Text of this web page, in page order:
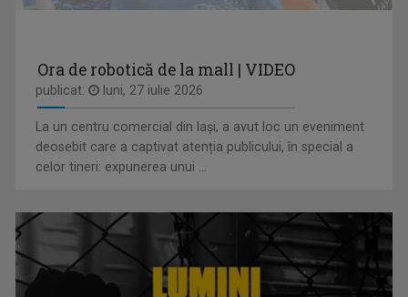
VLAD LUCIAN ARHIRE
Prezintă emisiunea Arena.
Ora de robotică de la mall | VIDEO
publicat: luni, 27 iulie 2026
La un centru comercial din Iași, a avut loc un eveniment
deosebit care a captivat atenția publicului, în special a
celor tineri: expunerea unui ...